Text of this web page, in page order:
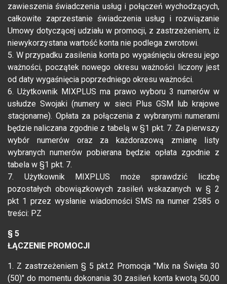
zawieszenia świadczenia usług i połączeń wychodzących,
całkowite zaprzestanie świadczenia usług i rozwiązanie
Umowy dotyczącej udziału w promocji, z zastrzeżeniem, iż
niewykorzystana wartość konta nie podlega zwrotowi.
5. W przypadku zasilenia konta po wygaśnięciu okresu jego
ważności, początek nowego okresu ważności liczony jest
od daty wygaśnięcia poprzedniego okresu ważności.
6. Użytkownik MIXPLUS ma prawo wyboru 3 numerów w
usłudze Swojaki (numery w sieci Plus GSM lub krajowe
stacjonarne). Opłata za połączenia z wybranymi numerami
będzie naliczana zgodnie z tabelą w §1 pkt. 7. Za pierwszy
wybór numerów oraz za każdorazową zmianę listy
wybranych numerów pobierana będzie opłata zgodnie z
tabela w §1 pkt. 7.
7. Użytkownik MIXPLUS może sprawdzić liczbę
pozostałych obowiązkowych zasileń wskazanych w § 2
pkt 1 przez wysłanie wiadomości SMS na numer 2585 o
treści: PZ
§ 5
ŁĄCZENIE PROMOCJI
1. Z zastrzeżeniem § 5 pkt.2 Promocja "Mix na Święta 30
(50)" do momentu dokonania 30 zasileń konta kwotą 50,00